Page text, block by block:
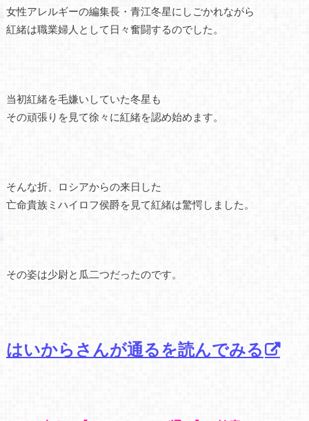
女性アレルギーの編集長・青江冬星にしごかれながら
紅緒は職業婦人として日々奮闘するのでした。
当初紅緒を毛嫌いしていた冬星も
その頑張りを見て徐々に紅緒を認め始めます。
そんな折、ロシアからの来日した
亡命貴族ミハイロフ侯爵を見て紅緒は驚愕しました。
その姿は少尉と瓜二つだったのです。
はいからさんが通るを読んでみる